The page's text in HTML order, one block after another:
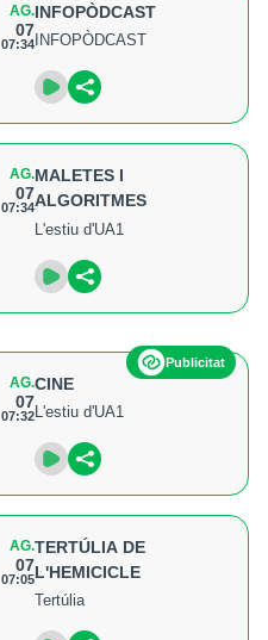
AG.
07
07:34
INFOPÒDCAST
INFOPÒDCAST
AG.
07
07:34
MALETES I
ALGORITMES
L'estiu d'UA1
Publicitat
AG.
07
07:32
CINE
L'estiu d'UA1
AG.
07
07:05
TERTÚLIA DE
L'HEMICICLE
Tertúlia